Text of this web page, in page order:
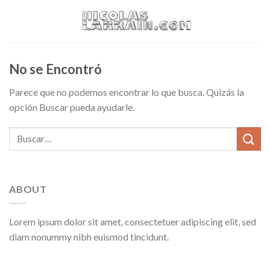
No se Encontró
Parece que no podemos encontrar lo que busca. Quizás la
opción Buscar pueda ayudarle.
ABOUT
Lorem ipsum dolor sit amet, consectetuer adipiscing elit, sed
diam nonummy nibh euismod tincidunt.